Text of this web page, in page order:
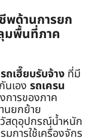
พด้านการยก
มพื้นที่ภาค
รถเฮี๊ยบรับจ้าง ที่มี
นเอง รถเครน
ารของภาค
นยกย้าย
วัสดุอุปกรณ์น้ำหนัก
การใช้เครื่องจักร